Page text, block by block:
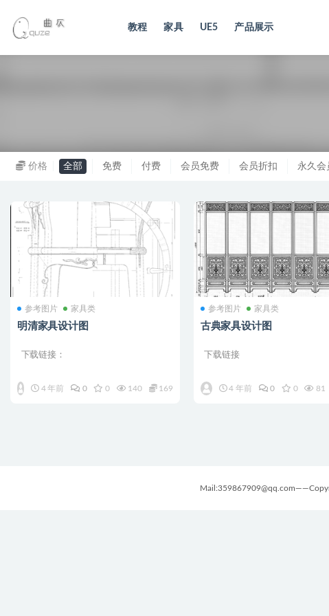
教程 家具 UE5 产品展示
价格 全部 免费 付费 会员免费 会员折扣 永久会
参考图片 家具类
明清家具设计图
下载链接：
4 年前 0 0 140 169
参考图片 家具类
古典家具设计图
下载链接
4 年前 0 0 81